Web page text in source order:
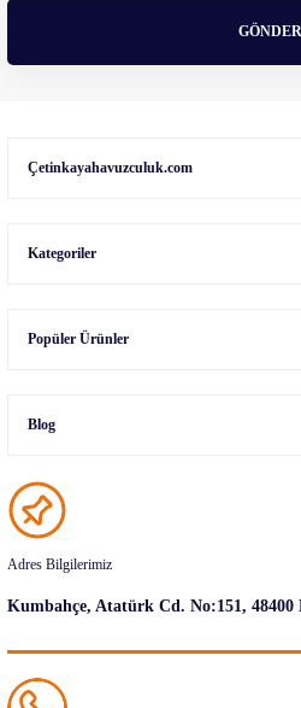
GÖNDER
Çetinkayahavuzculuk.com
Kategoriler
Popüler Ürünler
Blog
Adres Bilgilerimiz
Kumbahçe, Atatürk Cd. No:151,